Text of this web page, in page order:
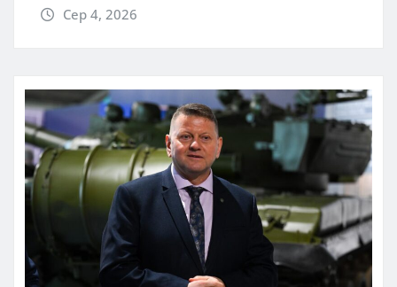
Сер 4, 2026